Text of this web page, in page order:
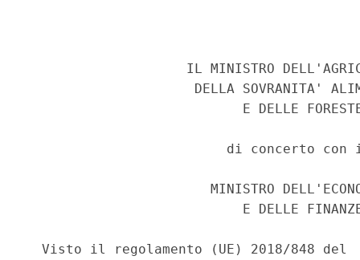
IL MINISTRO
DELLA SOVRANITA'
E DELLE
di concerto con
MINISTRO
E DELLE
Visto il regolamento (UE) 2018/848 del